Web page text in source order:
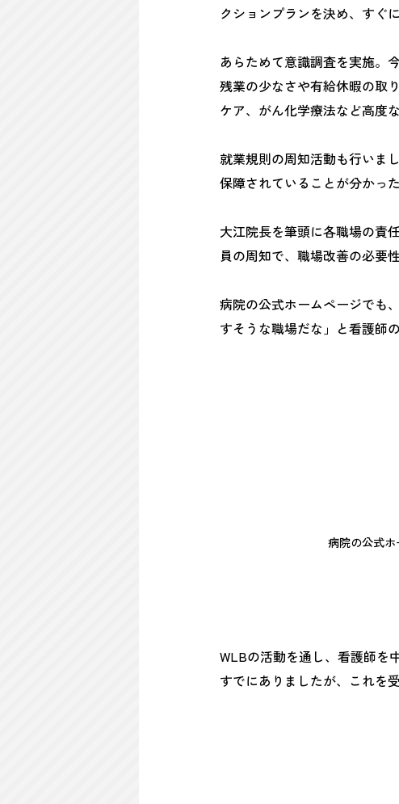
クションプランを決め、すぐ
あらためて意識調査を実施。
残業の少なさや有給休暇の取
ケア、がん化学療法など高度
就業規則の周知活動も行いま
保障されていることが分かっ
大江院長を筆頭に各職場の責
員の周知で、職場改善の必要
病院の公式ホームページでも
すそうな職場だな」と看護師
病院の公式ホ
WLBの活動を通し、看護師を
すでにありましたが、これを